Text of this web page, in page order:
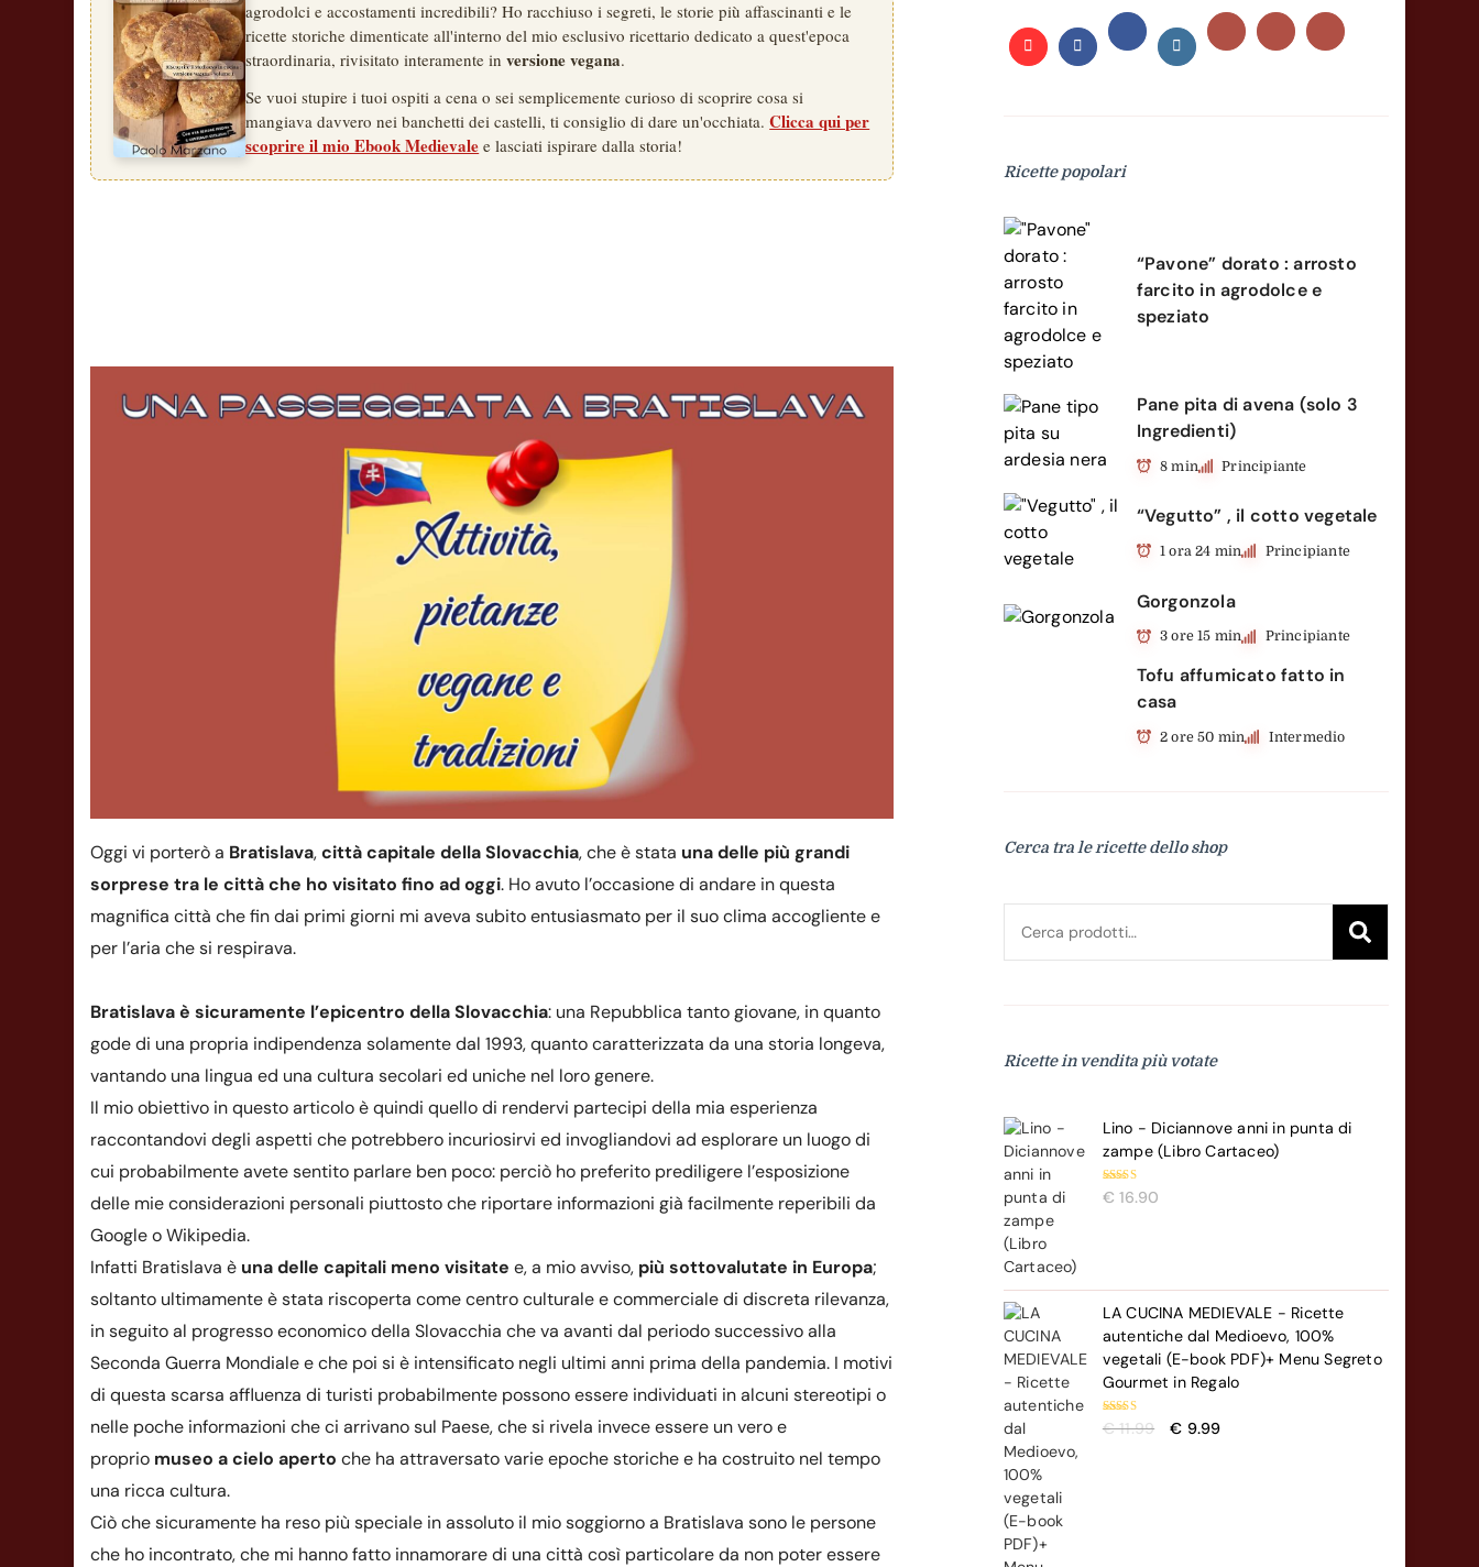
e
tradizioni
agrodolci e accostamenti incredibili? Ho racchiuso i segreti, le storie più affascinanti e le
ricette storiche dimenticate all'interno del mio esclusivo ricettario dedicato a quest'epoca
straordinaria, rivisitato interamente inversione vegana.
Se vuoi stupire i tuoi ospiti a cena o sei semplicemente curioso di scoprire cosa si
mangiava davvero nei banchetti dei castelli, ti consiglio di dare un'occhiata.Clicca qui per
scoprire il mio Ebook Medievale e lasciati ispirare dalla storia!
Oggi vi porterò a Bratislava,città capitale della Slovacchia, che è stata una delle più grandi
sorprese tra le città che ho visitato fino ad oggi. Ho avuto l’occasione di andare in questa
magnifica città che fin dai primi giorni mi aveva subito entusiasmato per il suo clima accogliente e
per l’aria che si respirava.
Bratislava è sicuramente l’epicentro della Slovacchia: una Repubblica tanto giovane, in quanto
gode di una propria indipendenza solamente dal 1993, quanto caratterizzata da una storia longeva,
vantando una lingua ed una cultura secolari ed uniche nel loro genere.
Il mio obiettivo in questo articolo è quindi quello di rendervi partecipi della mia esperienza
raccontandovi degli aspetti che potrebbero incuriosirvi ed invogliandovi ad esplorare un luogo di
cui probabilmente avete sentito parlare ben poco: perciò ho preferito prediligere l’esposizione
delle mie considerazioni personali piuttosto che riportare informazioni già facilmente reperibili da
Google o Wikipedia.
Infatti Bratislava è una delle capitali meno visitate e, a mio avviso, più sottovalutate in Europa;
soltanto ultimamente è stata riscoperta come centro culturale e commerciale di discreta rilevanza,
in seguito al progresso economico della Slovacchia che va avanti dal periodo successivo alla
Seconda Guerra Mondiale e che poi si è intensificato negli ultimi anni prima della pandemia. I motivi
di questa scarsa affluenza di turisti probabilmente possono essere individuati in alcuni stereotipi o
nelle poche informazioni che ci arrivano sul Paese, che si rivela invece essere un vero e
proprio museo a cielo aperto che ha attraversato varie epoche storiche e ha costruito nel tempo
una ricca cultura.
Ciò che sicuramente ha reso più speciale in assoluto il mio soggiorno a Bratislava sono le persone
che ho incontrato, che mi hanno fatto innamorare di una città così particolare da non poter essere
Ricette popolari
“Pavone” dorato : arrosto
farcito in agrodolce e
speziato
Pane pita di avena (solo 3
Ingredienti)
8 min Principiante
“Vegutto” , il cotto vegetale
1 ora 24 min Principiante
Gorgonzola
3 ore 15 min Principiante
Tofu affumicato fatto in
casa
2 ore 50 min Intermedio
Cerca tra le ricette dello shop
Cerca:
Ricette in vendita più votate
Lino - Diciannove anni in punta di
zampe (Libro Cartaceo)
Valutato
5.00su 5
€ 16.90
LA CUCINA MEDIEVALE - Ricette
autentiche dal Medioevo, 100%
vegetali (E-book PDF)+ Menu Segreto
Gourmet in Regalo
Valutato
5.00 su 5
€11.99 € 9.99Il